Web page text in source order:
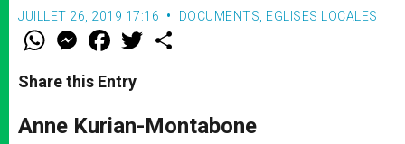
JUILLET 26, 2019 17:16 DOCUMENTS EGLISES LOCALES
W
t
s
p
p
M
e
s
e
g
e
F
a
e
b
o
k
w
r
Share this Entry
Anne Kurian-Montabone